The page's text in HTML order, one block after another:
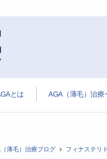
とは AGA（薄毛）治療
薄毛）治療ブログ フィナステリ